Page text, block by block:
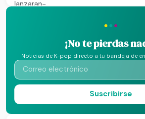
···
¡No te pierdas
Noticias de K-pop directo a tu bandeja de
Suscribirse